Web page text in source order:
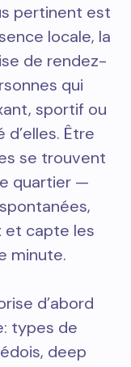
pertinent est
locale, la
de rendez-
qui
sportif ou
Être
se trouvent
quartier —
et capte les
minute.
d’abord
types de
deep